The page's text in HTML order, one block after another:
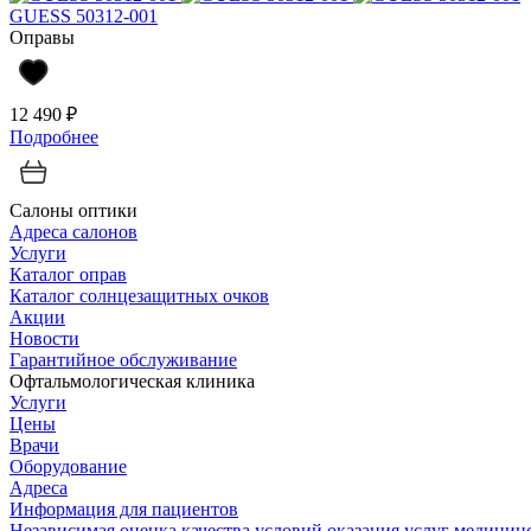
GUESS 50312-001
Оправы
12 490 ₽
Подробнее
Салоны оптики
Адреса салонов
Услуги
Каталог оправ
Каталог солнцезащитных очков
Акции
Новости
Гарантийное обслуживание
Офтальмологическая клиника
Услуги
Цены
Врачи
Оборудование
Адреса
Информация для пациентов